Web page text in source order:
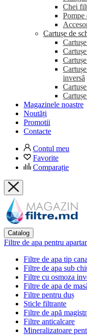
Chei
Pompe
Cartușe de
inversă
Magazinele noastre
Noutăți
Promotii
Contacte
Contul meu
Favorite
Comparație
Catalog
Filtre de apa pentru
Filtre de apa tip cana
Filtre de apa sub
Filtre cu osmoza
Filtre de apa de
Filtre pentru duș
Sticle filtrante
Filtre de apă
Filtre anticalcare
Mineralizatoare